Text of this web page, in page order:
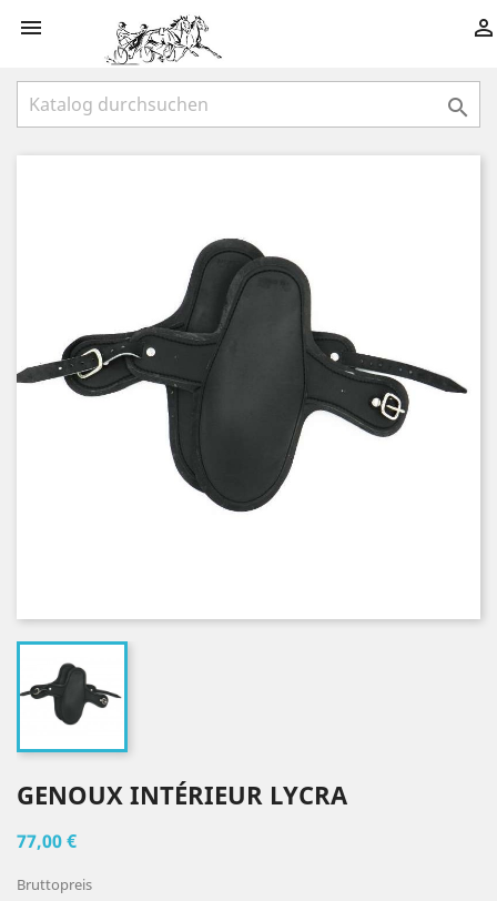
 

GENOUX INTÉRIEUR LYCRA
77,00 €
Bruttopreis